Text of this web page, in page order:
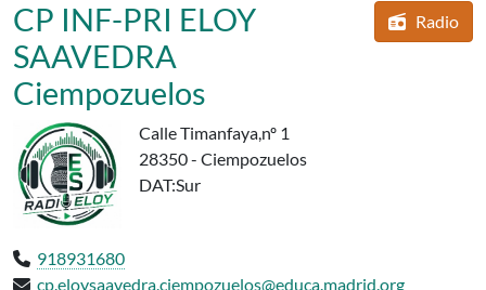
Radio
CP INF-PRI ELOY
SAAVEDRA
Ciempozuelos
Calle Timanfaya,nº 1
28350 - Ciempozuelos
DAT:Sur
Teléfono:
918931680
Email:cp.eloysaavedra.ciempozuelos@educa.madrid.org